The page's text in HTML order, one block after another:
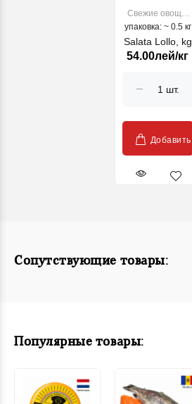
Свежие овощи,
фрукты
упаковка: ~ 0.5 кг
Salata Lollo, kg
54.00лей/кг
Добавить
Сопутствующие товары:
Популярные товары: